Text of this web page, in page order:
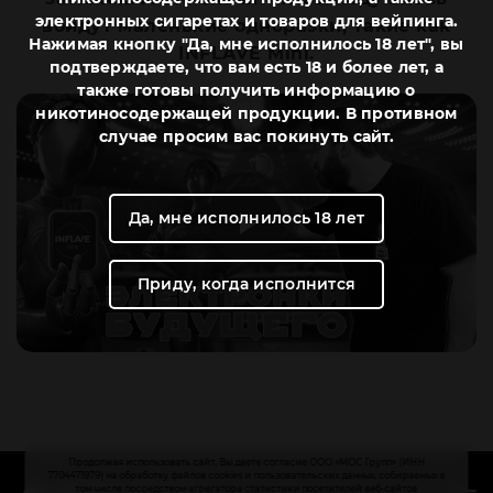
войдут маленькие одноразки, такие как
INFLAVE Mini.
электронных сигаретах и товаров для вейпинга.
Нажимая кнопку "Да, мне исполнилось 18 лет", вы
подтверждаете, что вам есть 18 и более лет, а
также готовы получить информацию о
никотиносодержащей продукции. В противном
случае просим вас покинуть сайт.
Да, мне исполнилось 18 лет
Приду, когда исполнится